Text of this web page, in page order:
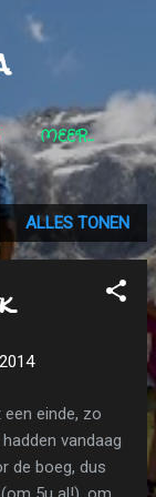
MEER…
ALLES TONEN
einde, zo
vandaag
de boeg, dus